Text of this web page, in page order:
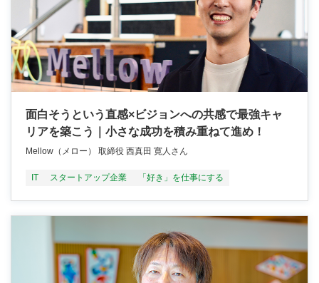
面白そうという直感×ビジョンへの共感で最強キャ
リアを築こう｜小さな成功を積み重ねて進め！
Mellow（メロー） 取締役 西真田 寛人さん
IT スタートアップ企業 「好き」を仕事にする